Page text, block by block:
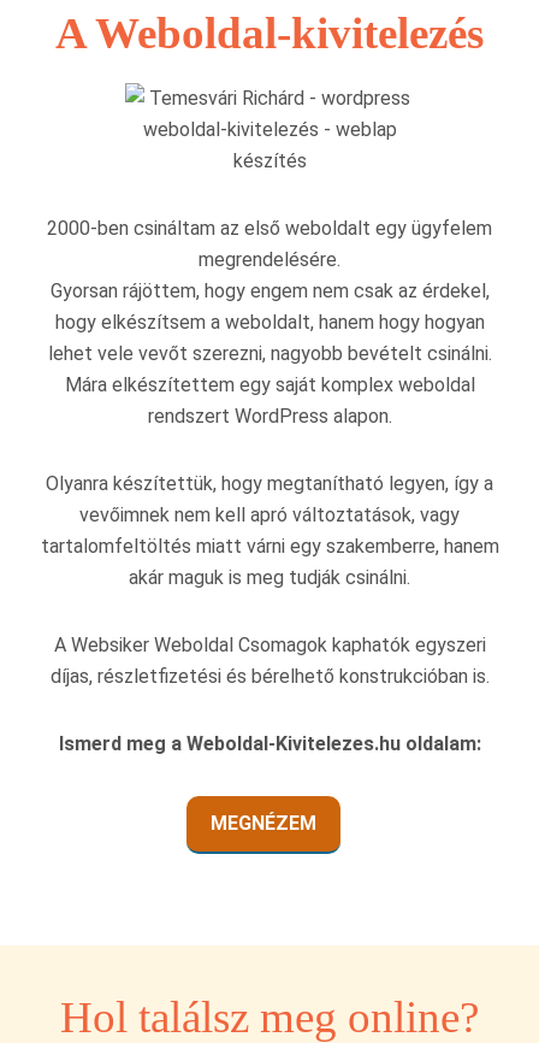
A Weboldal-kivitelezés
2000-ben csináltam az első weboldalt egy ügyfelem
megrendelésére.
Gyorsan rájöttem, hogy engem nem csak az érdekel,
hogy elkészítsem a weboldalt, hanem hogy hogyan
lehet vele vevőt szerezni, nagyobb bevételt csinálni.
Mára elkészítettem egy saját komplex weboldal
rendszert WordPress alapon.
Olyanra készítettük, hogy megtanítható legyen, így a
vevőimnek nem kell apró változtatások, vagy
tartalomfeltöltés miatt várni egy szakemberre, hanem
akár maguk is meg tudják csinálni.
A Websiker Weboldal Csomagok kaphatók egyszeri
díjas, részletfizetési és bérelhető konstrukcióban is.
Ismerd meg a Weboldal-Kivitelezes.hu oldalam:
MEGNÉZEM
Hol találsz meg online?